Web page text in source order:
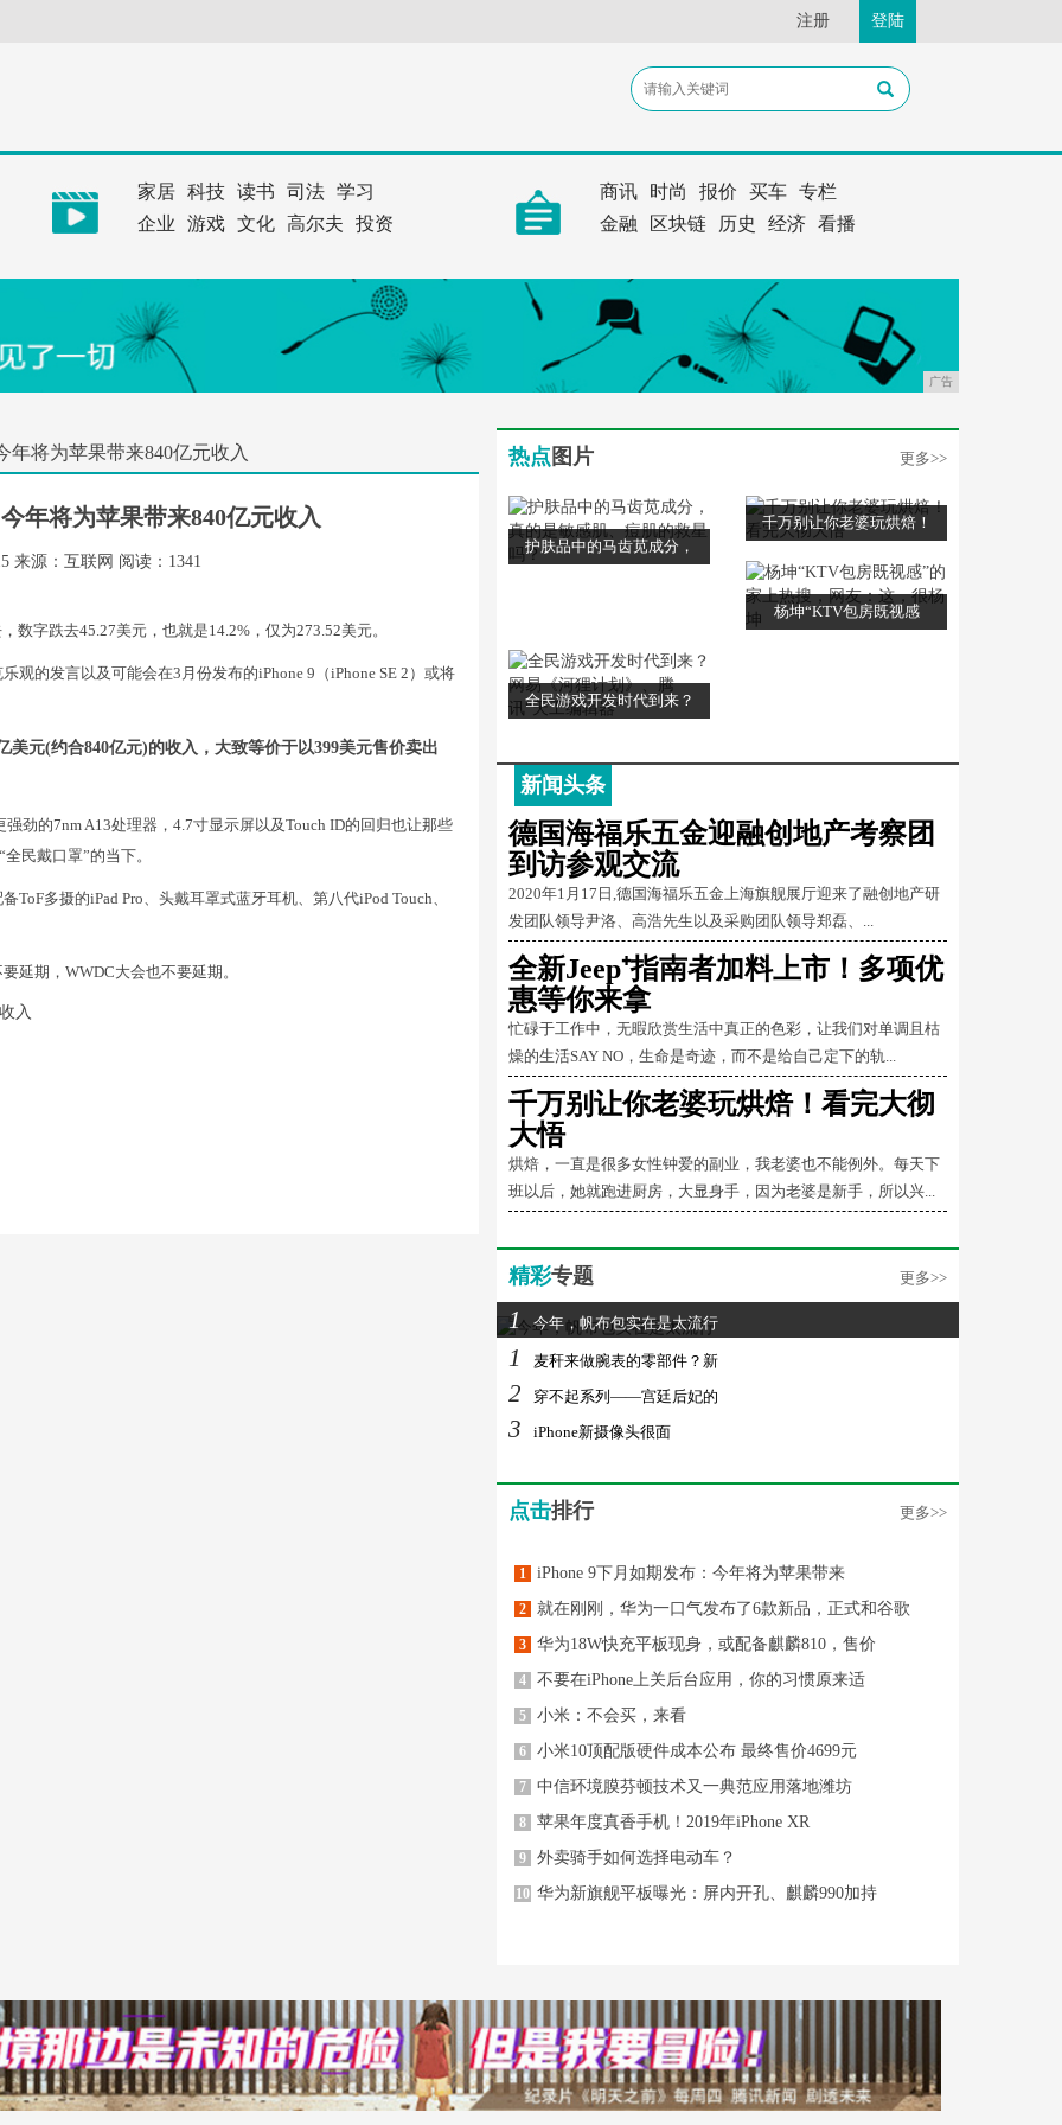
注册 登陆
家居 科技 读书 司法 学习
企业
游戏 文化 高尔夫 投资
商讯 时尚 报价 买车 专栏
金融
区块链 历史 经济 看播
广告
年将为苹果带来840亿元收入
年将为苹果带来840亿元收入
来源：互联网 阅读：1341
字跌去45.27美元，也就是14.2%，仅为273.52美元。
观的发言以及可能会在3月份发布的iPhone 9（iPhone SE 2）或将
美元(约合840亿元)的收入，大致等价于以399美元售价卖出
劲的7nm A13处理器，4.7寸显示屏以及Touch ID的回归也让那些
民戴口罩”的当下。
多摄的iPad Pro、头戴耳罩式蓝牙耳机、第八代iPod Touch、
延期，WWDC大会也不要延期。
热点 图片 更多>>
护肤品中的马齿苋成分，
千万别让你老婆玩烘焙！
杨坤“KTV包房既视感
全民游戏开发时代到来？
新闻头条
德国海福乐五金迎融创地产考察团
到访参观交流
2020年1月17日,德国海福乐五金上海旗舰展厅迎来了融创地产研
发团队领导尹洛、高浩先生以及采购团队领导郑磊、...
全新Jeep⁺指南者加料上市！多项优
惠等你来拿
忙碌于工作中，无暇欣赏生活中真正的色彩，让我们对单调且枯
燥的生活SAY NO，生命是奇迹，而不是给自己定下的轨...
千万别让你老婆玩烘焙！看完大彻
大悟
烘焙，一直是很多女性钟爱的副业，我老婆也不能例外。每天下
班以后，她就跑进厨房，大显身手，因为老婆是新手，所以兴...
精彩专题 更多>>
1 今年，帆布包实在是太流行
1 麦秆来做腕表的零部件？新
2 穿不起系列——宫廷后妃的
3 iPhone新摄像头很面
点击排行 更多>>
1 iPhone 9下月如期发布：今年将为苹果带来
2 就在刚刚，华为一口气发布了6款新品，正式和谷歌
3 华为18W快充平板现身，或配备麒麟810，售价
4 不要在iPhone上关后台应用，你的习惯原来适
5 小米：不会买，来看
6 小米10顶配版硬件成本公布 最终售价4699元
7 中信环境膜芬顿技术又一典范应用落地潍坊
8 苹果年度真香手机！2019年iPhone XR
9 外卖骑手如何选择电动车？
10 华为新旗舰平板曝光：屏内开孔、麒麟990加持